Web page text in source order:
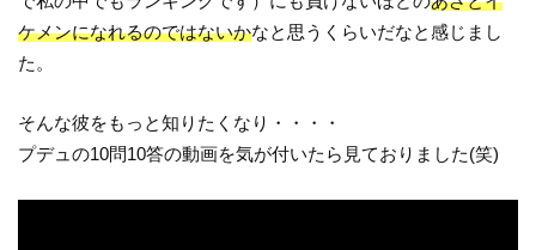
ケメンになれるのではないかなと思うくらいだなと感じまし
た。
そんな彼をもっと知りたくなり・・・・
プデュの10問10答の動画を気が付いたら見ておりました(笑)